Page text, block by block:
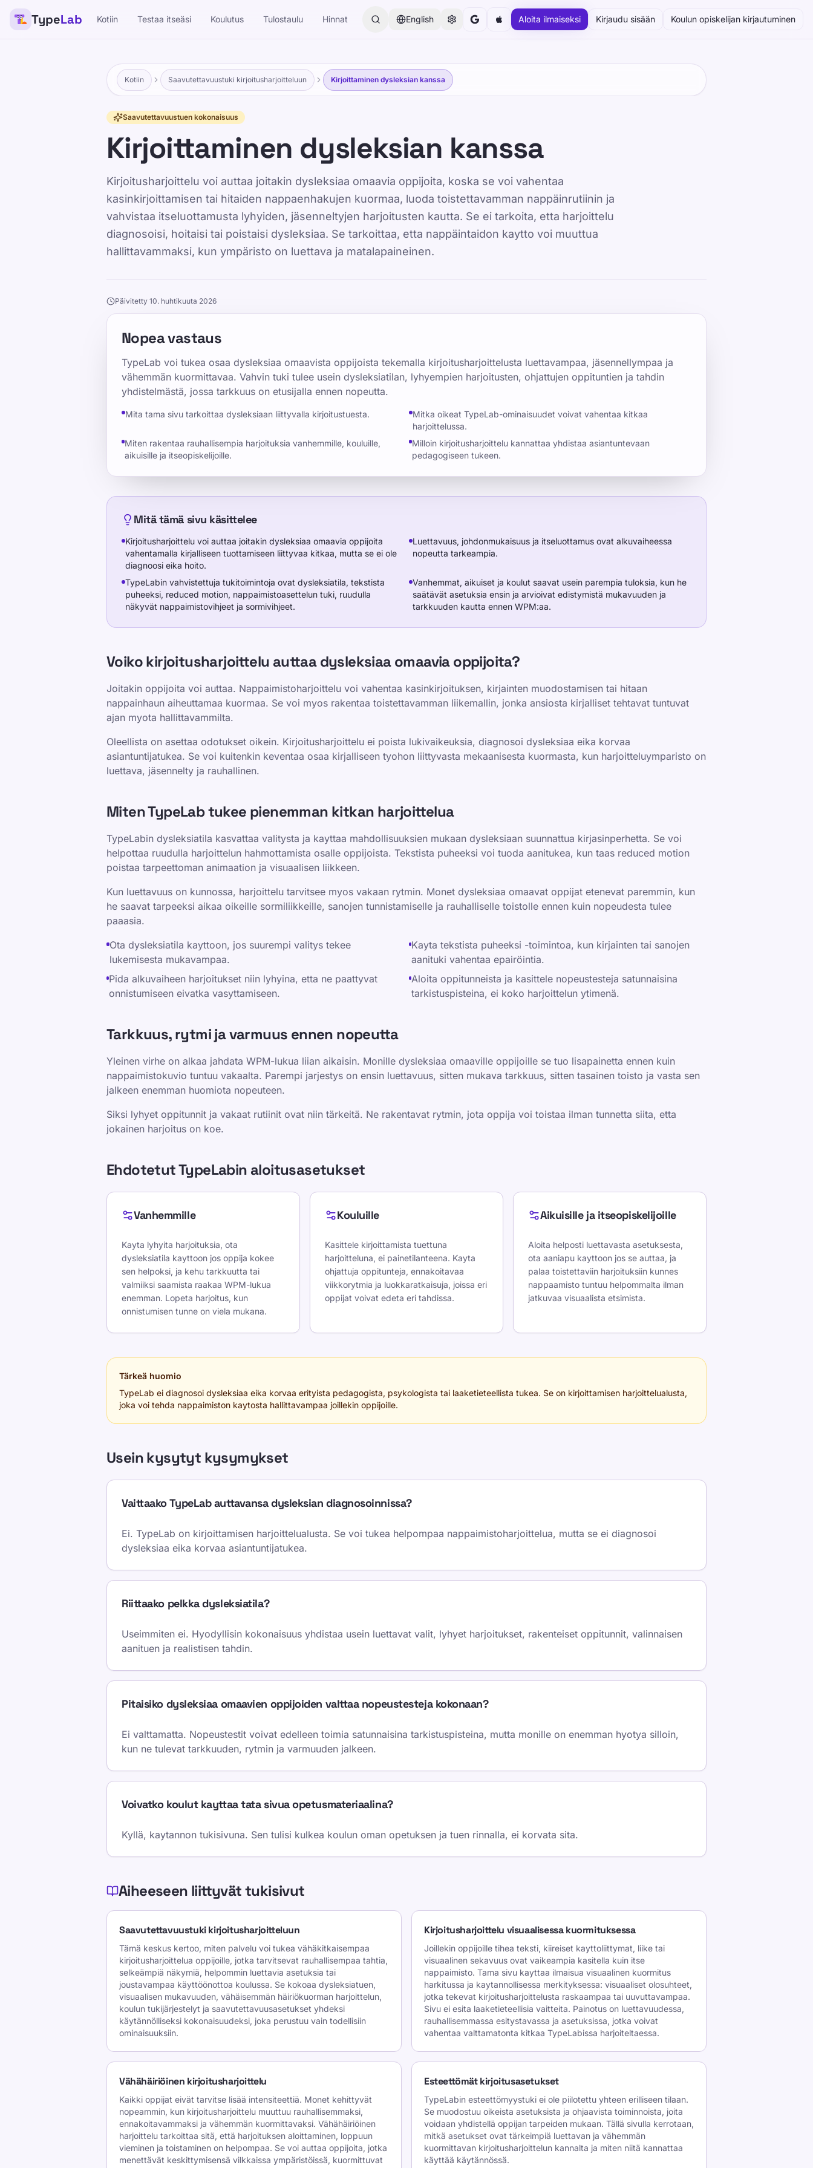
TypeLab Kotiin Testaa itseäsi Koulutus Tulostaulu Hinnat English Aloita ilmaiseksi Kirjaudu sisään Koulun opiskelijan kirjautuminen
Kotiin Saavutettavuustuki kirjoitusharjoitteluun Kirjoittaminen dysleksian kanssa
Saavutettavuustuen kokonaisuus
Kirjoittaminen dysleksian kanssa
Kirjoitusharjoittelu voi auttaa joitakin dysleksiaa omaavia oppijoita, koska se voi vahentaa
kasinkirjoittamisen tai hitaiden nappaenhakujen kuormaa, luoda toistettavamman nappäinrutiinin ja
vahvistaa itseluottamusta lyhyiden, jäsenneltyjen harjoitusten kautta. Se ei tarkoita, etta harjoittelu
diagnosoisi, hoitaisi tai poistaisi dysleksiaa. Se tarkoittaa, etta nappäintaidon kaytto voi muuttua
hallittavammaksi, kun ympäristo on luettava ja matalapaineinen.
Päivitetty 10. huhtikuuta 2026
Nopea vastaus
TypeLab voi tukea osaa dysleksiaa omaavista oppijoista tekemalla kirjoitusharjoittelusta luettavampaa, jäsennellympaa ja
vähemmän kuormittavaa. Vahvin tuki tulee usein dysleksiatilan, lyhyempien harjoitusten, ohjattujen oppituntien ja tahdin
yhdistelmästä, jossa tarkkuus on etusijalla ennen nopeutta.
Mita tama sivu tarkoittaa dysleksiaan liittyvalla kirjoitustuesta.
Mitka oikeat TypeLab-ominaisuudet voivat vahentaa kitkaa
harjoittelussa.
Miten rakentaa rauhallisempia harjoituksia vanhemmille, kouluille,
aikuisille ja itseopiskelijoille.
Milloin kirjoitusharjoittelu kannattaa yhdistaa asiantuntevaan
pedagogiseen tukeen.
Mitä tämä sivu käsittelee
Kirjoitusharjoittelu voi auttaa joitakin dysleksiaa omaavia oppijoita
vahentamalla kirjalliseen tuottamiseen liittyvaa kitkaa, mutta se ei ole
diagnoosi eika hoito.
Luettavuus, johdonmukaisuus ja itseluottamus ovat alkuvaiheessa
nopeutta tarkeampia.
TypeLabin vahvistettuja tukitoimintoja ovat dysleksiatila, tekstista
puheeksi, reduced motion, nappaimistoasettelun tuki, ruudulla
näkyvät nappaimistovihjeet ja sormivihjeet.
Vanhemmat, aikuiset ja koulut saavat usein parempia tuloksia, kun he
saätävät asetuksia ensin ja arvioivat edistymistä mukavuuden ja
tarkkuuden kautta ennen WPM:aa.
Voiko kirjoitusharjoittelu auttaa dysleksiaa omaavia oppijoita?
Joitakin oppijoita voi auttaa. Nappaimistoharjoittelu voi vahentaa kasinkirjoituksen, kirjainten muodostamisen tai hitaan
nappainhaun aiheuttamaa kuormaa. Se voi myos rakentaa toistettavamman liikemallin, jonka ansiosta kirjalliset tehtavat tuntuvat
ajan myota hallittavammilta.
Oleellista on asettaa odotukset oikein. Kirjoitusharjoittelu ei poista lukivaikeuksia, diagnosoi dysleksiaa eika korvaa
asiantuntijatukea. Se voi kuitenkin keventaa osaa kirjalliseen tyohon liittyvasta mekaanisesta kuormasta, kun harjoitteluymparisto on
luettava, jäsennelty ja rauhallinen.
Miten TypeLab tukee pienemman kitkan harjoittelua
TypeLabin dysleksiatila kasvattaa valitysta ja kayttaa mahdollisuuksien mukaan dysleksiaan suunnattua kirjasinperhetta. Se voi
helpottaa ruudulla harjoittelun hahmottamista osalle oppijoista. Tekstista puheeksi voi tuoda aanitukea, kun taas reduced motion
poistaa tarpeettoman animaation ja visuaalisen liikkeen.
Kun luettavuus on kunnossa, harjoittelu tarvitsee myos vakaan rytmin. Monet dysleksiaa omaavat oppijat etenevat paremmin, kun
he saavat tarpeeksi aikaa oikeille sormiliikkeille, sanojen tunnistamiselle ja rauhalliselle toistolle ennen kuin nopeudesta tulee
paaasia.
Ota dysleksiatila kayttoon, jos suurempi valitys tekee
lukemisesta mukavampaa.
Kayta tekstista puheeksi -toimintoa, kun kirjainten tai sanojen
aanituki vahentaa epairöintia.
Pida alkuvaiheen harjoitukset niin lyhyina, etta ne paattyvat
onnistumiseen eivatka vasyttamiseen.
Aloita oppitunneista ja kasittele nopeustesteja satunnaisina
tarkistuspisteina, ei koko harjoittelun ytimenä.
Tarkkuus, rytmi ja varmuus ennen nopeutta
Yleinen virhe on alkaa jahdata WPM-lukua liian aikaisin. Monille dysleksiaa omaaville oppijoille se tuo lisapainetta ennen kuin
nappaimistokuvio tuntuu vakaalta. Parempi jarjestys on ensin luettavuus, sitten mukava tarkkuus, sitten tasainen toisto ja vasta sen
jalkeen enemman huomiota nopeuteen.
Siksi lyhyet oppitunnit ja vakaat rutiinit ovat niin tärkeitä. Ne rakentavat rytmin, jota oppija voi toistaa ilman tunnetta siita, etta
jokainen harjoitus on koe.
Ehdotetut TypeLabin aloitusasetukset
Vanhemmille
Kayta lyhyita harjoituksia, ota
dysleksiatila kayttoon jos oppija kokee
sen helpoksi, ja kehu tarkkuutta tai
valmiiksi saamista raakaa WPM-lukua
enemman. Lopeta harjoitus, kun
onnistumisen tunne on viela mukana.
Kouluille
Kasittele kirjoittamista tuettuna
harjoitteluna, ei painetilanteena. Kayta
ohjattuja oppitunteja, ennakoitavaa
viikkorytmia ja luokkaratkaisuja, joissa eri
oppijat voivat edeta eri tahdissa.
Aikuisille ja itseopiskelijoille
Aloita helposti luettavasta asetuksesta,
ota aaniapu kayttoon jos se auttaa, ja
palaa toistettaviin harjoituksiin kunnes
nappaamisto tuntuu helpommalta ilman
jatkuvaa visuaalista etsimista.
Tärkeä huomio
TypeLab ei diagnosoi dysleksiaa eika korvaa erityista pedagogista, psykologista tai laaketieteellista tukea. Se on kirjoittamisen harjoittelualusta,
joka voi tehda nappaimiston kaytosta hallittavampaa joillekin oppijoille.
Usein kysytyt kysymykset
Vaittaako TypeLab auttavansa dysleksian diagnosoinnissa?
Ei. TypeLab on kirjoittamisen harjoittelualusta. Se voi tukea helpompaa nappaimistoharjoittelua, mutta se ei diagnosoi
dysleksiaa eika korvaa asiantuntijatukea.
Riittaako pelkka dysleksiatila?
Useimmiten ei. Hyodyllisin kokonaisuus yhdistaa usein luettavat valit, lyhyet harjoitukset, rakenteiset oppitunnit, valinnaisen
aanituen ja realistisen tahdin.
Pitaisiko dysleksiaa omaavien oppijoiden valttaa nopeustesteja kokonaan?
Ei valttamatta. Nopeustestit voivat edelleen toimia satunnaisina tarkistuspisteina, mutta monille on enemman hyotya silloin,
kun ne tulevat tarkkuuden, rytmin ja varmuuden jalkeen.
Voivatko koulut kayttaa tata sivua opetusmateriaalina?
Kyllä, kaytannon tukisivuna. Sen tulisi kulkea koulun oman opetuksen ja tuen rinnalla, ei korvata sita.
Aiheeseen liittyvät tukisivut
Saavutettavuustuki kirjoitusharjoitteluun
Tämä keskus kertoo, miten palvelu voi tukea vähäkitkaisempaa
kirjoitusharjoittelua oppijoille, jotka tarvitsevat rauhallisempaa tahtia,
selkeämpiä näkymiä, helpommin luettavia asetuksia tai
joustavampaa käyttöönottoa koulussa. Se kokoaa dysleksiatuen,
visuaalisen mukavuuden, vähäisemmän häiriökuorman harjoittelun,
koulun tukijärjestelyt ja saavutettavuusasetukset yhdeksi
käytännölliseksi kokonaisuudeksi, joka perustuu vain todellisiin
ominaisuuksiin.
Kirjoitusharjoittelu visuaalisessa kuormituksessa
Joillekin oppijoille tihea teksti, kiireiset kayttoliittymat, liike tai
visuaalinen sekavuus ovat vaikeampia kasitella kuin itse
nappaimisto. Tama sivu kayttaa ilmaisua visuaalinen kuormitus
harkitussa ja kaytannollisessa merkityksessa: visuaaliset olosuhteet,
jotka tekevat kirjoitusharjoittelusta raskaampaa tai uuvuttavampaa.
Sivu ei esita laaketieteellisia vaitteita. Painotus on luettavuudessa,
rauhallisemmassa esitystavassa ja asetuksissa, jotka voivat
vahentaa valttamatonta kitkaa TypeLabissa harjoiteltaessa.
Vähähäiriöinen kirjoitusharjoittelu
Kaikki oppijat eivät tarvitse lisää intensiteettiä. Monet kehittyvät
nopeammin, kun kirjoitusharjoittelu muuttuu rauhallisemmaksi,
ennakoitavammaksi ja vähemmän kuormittavaksi. Vähähäiriöinen
harjoittelu tarkoittaa sitä, että harjoituksen aloittaminen, loppuun
vieminen ja toistaminen on helpompaa. Se voi auttaa oppijoita, jotka
menettävät keskittymisensä vilkkaissa ympäristöissä, kuormittuvat
Esteettömät kirjoitusasetukset
TypeLabin esteettömyystuki ei ole piilotettu yhteen erilliseen tilaan.
Se muodostuu oikeista asetuksista ja ohjaavista toiminnoista, joita
voidaan yhdistellä oppijan tarpeiden mukaan. Tällä sivulla kerrotaan,
mitkä asetukset ovat tärkeimpiä luettavan ja vähemmän
kuormittavan kirjoitusharjoittelun kannalta ja miten niitä kannattaa
käyttää käytännössä.